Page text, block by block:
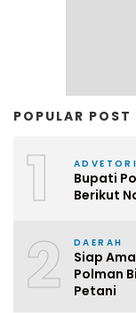
POPULAR POST
1
Bupati
Berikut
2 DAERAH
Siap
Polman
Petani